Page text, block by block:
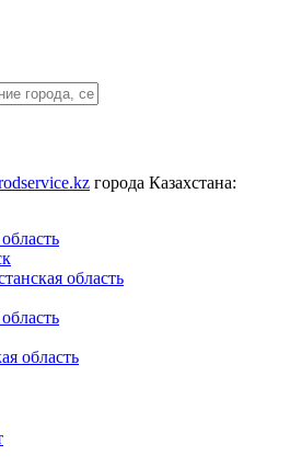
города Казахстана:
область
область